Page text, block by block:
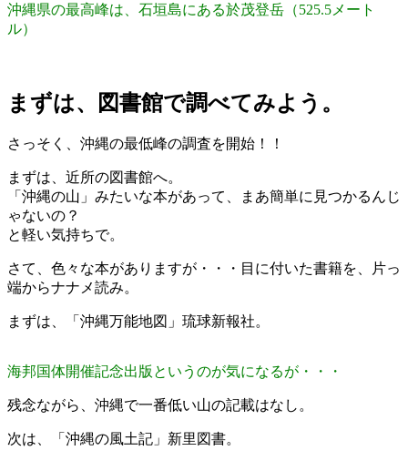
沖縄県の最高峰は、石垣島にある於茂登岳（525.5メート
ル）
まずは、図書館で調べてみよう。
さっそく、沖縄の最低峰の調査を開始！！
まずは、近所の図書館へ。
「沖縄の山」みたいな本があって、まあ簡単に見つかるんじ
ゃないの？
と軽い気持ちで。
さて、色々な本がありますが・・・目に付いた書籍を、片っ
端からナナメ読み。
まずは、「沖縄万能地図」琉球新報社。
海邦国体開催記念出版というのが気になるが・・・
残念ながら、沖縄で一番低い山の記載はなし。
次は、「沖縄の風土記」新里図書。